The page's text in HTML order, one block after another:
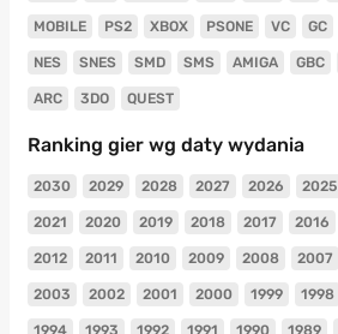
MOBILE PS2 XBOX PSONE VC GC
NES SNES SMD SMS AMIGA GBC
ARC 3DO QUEST
Ranking gier wg daty wydania
2030 2029 2028 2027 2026 2025
2021 2020 2019 2018 2017 2016
2012 2011 2010 2009 2008 2007
2003 2002 2001 2000 1999 1998
1994 1993 1992 1991 1990 1989